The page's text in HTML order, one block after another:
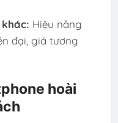
Hiệu năng
đại, giá tương
hoài